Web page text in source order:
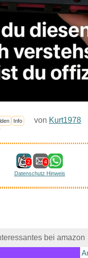
Info von Kurt1978
2
4
Datenschutz Hinweis
bei amazon